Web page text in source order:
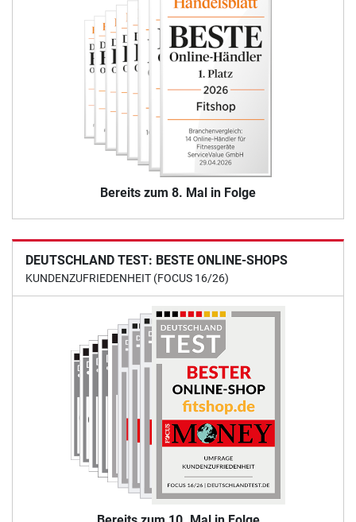
Bereits zum 8. Mal in Folge
DEUTSCHLAND TEST: BESTE ONLINE-SHOPS
KUNDENZUFRIEDENHEIT (FOCUS 16/26)